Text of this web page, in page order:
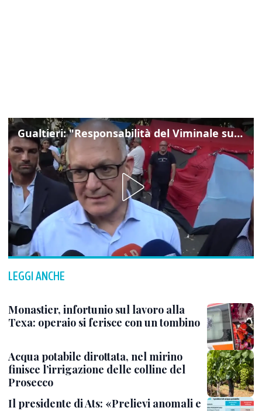
Gualtieri: "Responsabilità del Viminale su Spin Time? La posizione dei partiti è nota"
LEGGI ANCHE
Monastier, infortunio sul lavoro alla
Texa: operaio si ferisce con un tombino
Acqua potabile dirottata, nel mirino
finisce l’irrigazione delle colline del
Prosecco
Il presidente di Ats: «Prelievi anomali e